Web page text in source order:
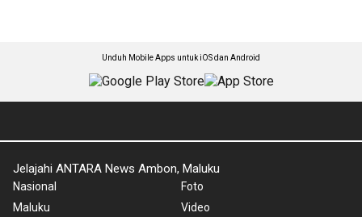
Unduh Mobile Apps untuk iOS dan Android
Jelajahi ANTARA News Ambon, Maluku
Nasional
Maluku
Foto
Video